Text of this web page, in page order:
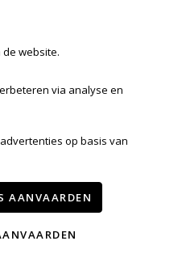
by Whise
website.
via analyse en
op basis van
AANVAARDEN